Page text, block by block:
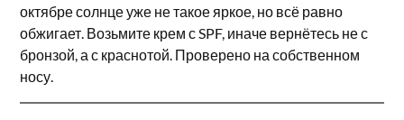
октябре солнце уже не такое яркое, но всё равно
обжигает. Возьмите крем с SPF, иначе вернётесь не с
бронзой, а с краснотой. Проверено на собственном
носу.